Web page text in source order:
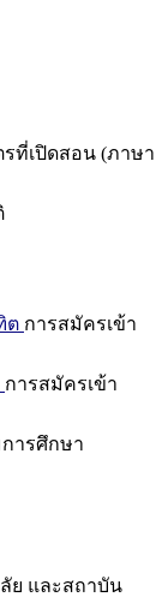
ที่เปิดสอน (ภาษา
ต การสมัครเข้า
การสมัครเข้า
ารศึกษา
ย และสถาบัน